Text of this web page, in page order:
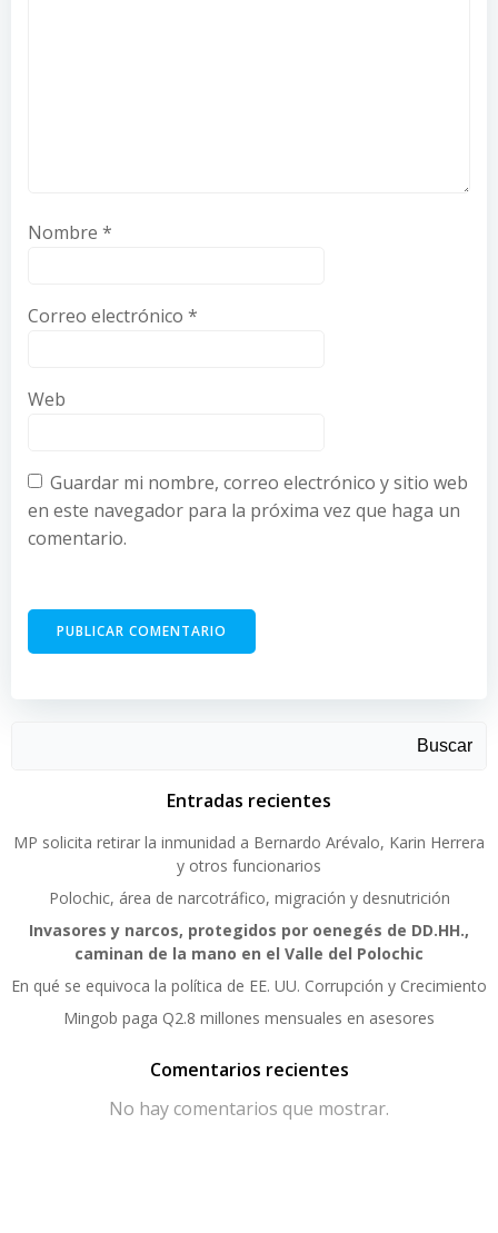
Nombre *
Correo electrónico *
Web
Guardar mi nombre, correo electrónico y sitio web
en este navegador para la próxima vez que haga un
comentario.
Buscar
Entradas recientes
MP solicita retirar la inmunidad a Bernardo Arévalo, Karin Herrera
y otros funcionarios
Polochic, área de narcotráfico, migración y desnutrición
Invasores y narcos, protegidos por oenegés de DD.HH.,
caminan de la mano en el Valle del Polochic
En qué se equivoca la política de EE. UU. Corrupción y Crecimiento
Mingob paga Q2.8 millones mensuales en asesores
Comentarios recientes
No hay comentarios que mostrar.